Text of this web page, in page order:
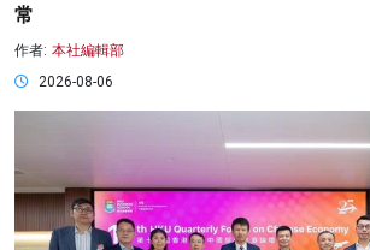
常
作者: 本社編輯部
2026-08-06